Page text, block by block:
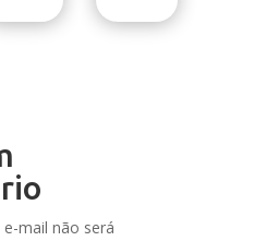
mail não será